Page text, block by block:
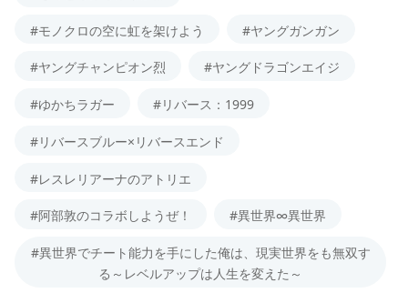
#モノクロの空に虹を架けよう #ヤングガンガン
#ヤングチャンピオン烈 #ヤングドラゴンエイジ
#ゆかちラガー #リバース：1999
#リバースブルー×リバースエンド
#レスレリアーナのアトリエ
#阿部敦のコラボしようぜ！ #異世界∞異世界
#異世界でチート能力を手にした俺は、現実世界をも無双す
る～レベルアップは人生を変えた～